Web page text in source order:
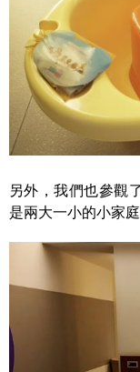
另外，我們也參觀
是兩大一小的小家